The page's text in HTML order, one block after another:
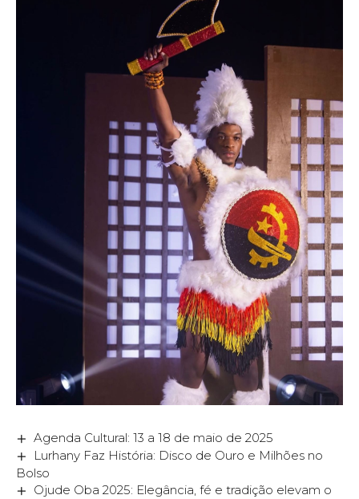
Agenda Cultural: 13 a 18 de maio de 2025
Lurhany Faz História: Disco de Ouro e Milhões no
Bolso
Ojude Oba 2025: Elegância, fé e tradição elevam o